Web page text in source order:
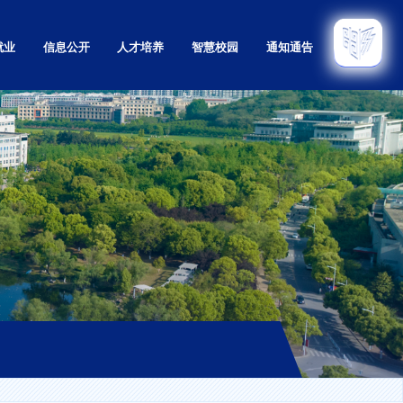
业
生
生
招生
网
信息公开 人才培养
研究生
留学生
继续教育
实验教学示范中心
教学质量监控与评估
智慧校园 通知通告